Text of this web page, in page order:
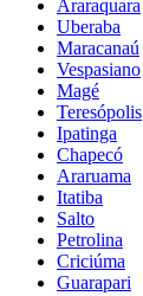
Araraquara
Uberaba
Maracanaú
Vespasiano
Magé
Teresópolis
Ipatinga
Chapecó
Araruama
Itatiba
Salto
Petrolina
Criciúma
Guarapari